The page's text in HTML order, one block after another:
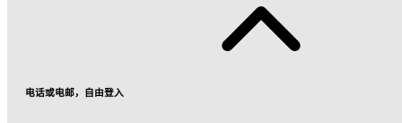
电话或电邮，自由登入